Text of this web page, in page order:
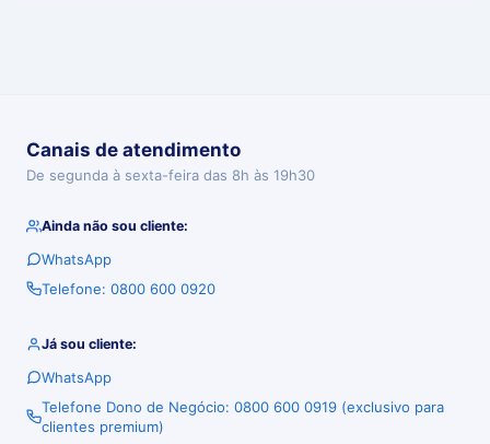
Canais de atendimento
De segunda à sexta-feira das 8h às 19h30
Ainda não sou cliente:
WhatsApp
Telefone: 0800 600 0920
Já sou cliente:
WhatsApp
Telefone Dono de Negócio: 0800 600 0919 (exclusivo para
clientes premium)